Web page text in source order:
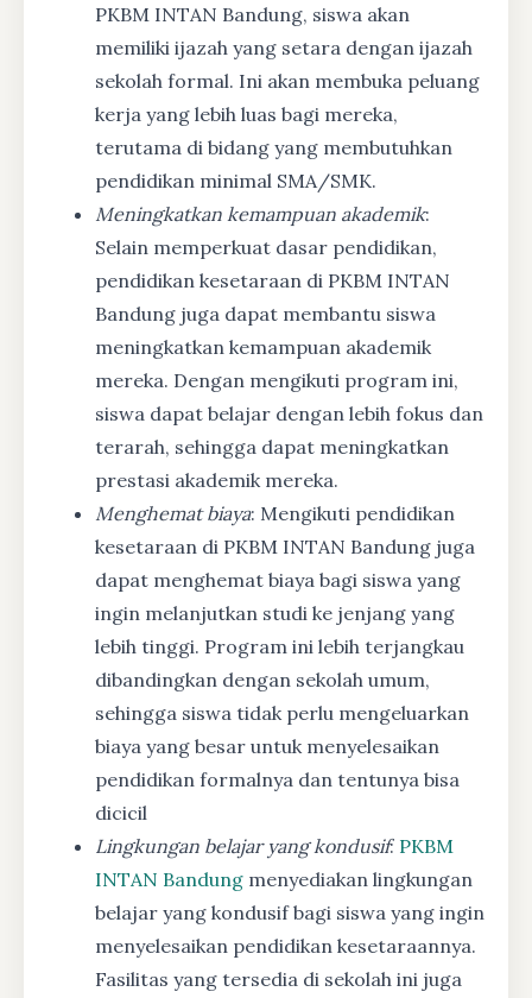
PKBM INTAN Bandung, siswa akan
memiliki ijazah yang setara dengan ijazah
sekolah formal. Ini akan membuka peluang
kerja yang lebih luas bagi mereka,
terutama di bidang yang membutuhkan
pendidikan minimal SMA/SMK.
Meningkatkan kemampuan akademik:
Selain memperkuat dasar pendidikan,
pendidikan kesetaraan di PKBM INTAN
Bandung juga dapat membantu siswa
meningkatkan kemampuan akademik
mereka. Dengan mengikuti program ini,
siswa dapat belajar dengan lebih fokus dan
terarah, sehingga dapat meningkatkan
prestasi akademik mereka.
Menghemat biaya: Mengikuti pendidikan
kesetaraan di PKBM INTAN Bandung juga
dapat menghemat biaya bagi siswa yang
ingin melanjutkan studi ke jenjang yang
lebih tinggi. Program ini lebih terjangkau
dibandingkan dengan sekolah umum,
sehingga siswa tidak perlu mengeluarkan
biaya yang besar untuk menyelesaikan
pendidikan formalnya dan tentunya bisa
dicicil
Lingkungan belajar yang kondusif: PKBM
INTAN Bandung menyediakan lingkungan
belajar yang kondusif bagi siswa yang ingin
menyelesaikan pendidikan kesetaraannya.
Fasilitas yang tersedia di sekolah ini juga